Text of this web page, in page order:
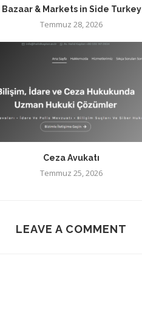
Bazaar & Markets in Side Turkey
Temmuz 28, 2026
Ceza Avukatı
Temmuz 25, 2026
LEAVE A COMMENT